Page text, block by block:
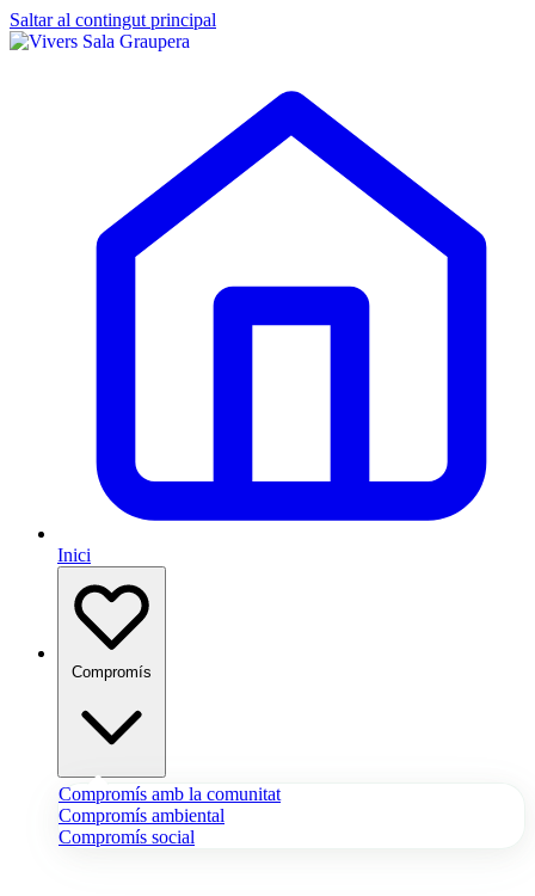
Saltar al contingut principal
Inici
Compromís
Compromís amb la comunitat
Compromís ambiental
Compromís social